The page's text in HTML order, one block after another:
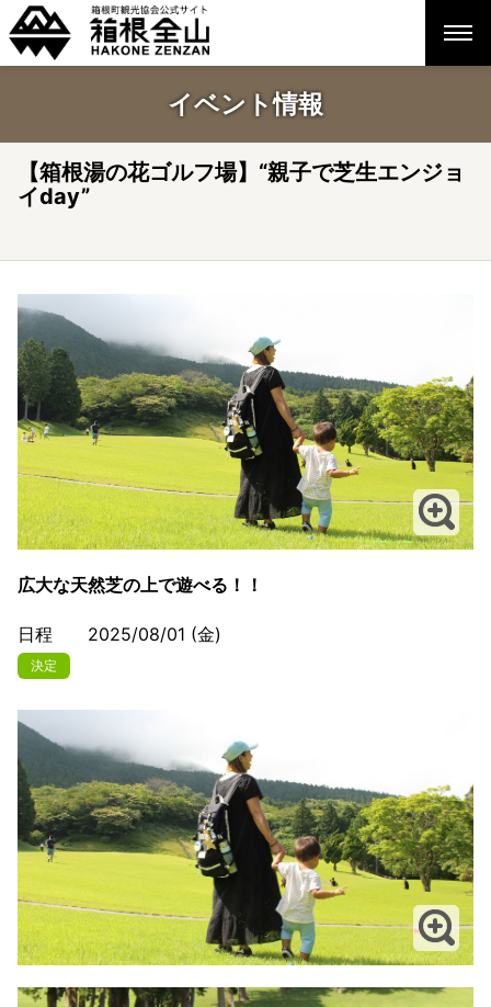
イベント情報
【箱根湯の花ゴルフ場】“親子で芝生エンジョ
イday”
広大な天然芝の上で遊べる！！
日程 2025/08/01 (金)
決定